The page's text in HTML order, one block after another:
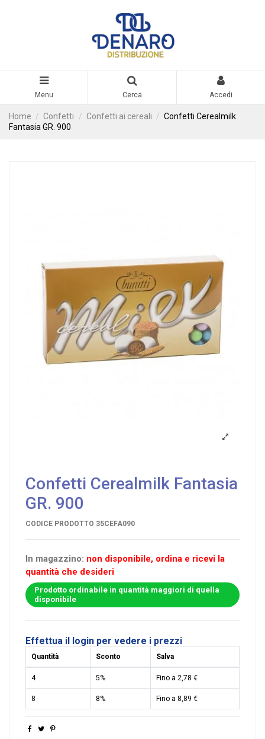
Menu Cerca Accedi
Home Confetti Confetti ai cereali
Confetti Cerealmilk
Fantasia GR. 900
Confetti Cerealmilk Fantasia
GR. 900
CODICE PRODOTTO 35CEFA090
In magazzino: non disponibile, ordina e ricevi la
quantità che desideri
Prodotto ordinabile in quantità maggiori di quella
disponibile
Effettua il login per vedere i prezzi
Quantità Sconto Salva
4 5% Fino a 2,78 €
8 8% Fino a 8,89 €